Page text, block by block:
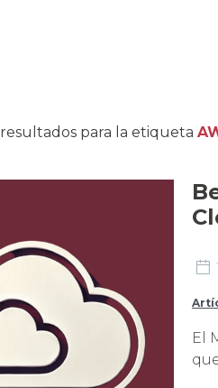
resultados para la etiqueta
El